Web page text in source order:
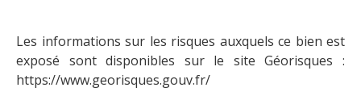
Les informations sur les risques auxquels ce bien est
exposé sont disponibles sur le site Géorisques :
https://www.georisques.gouv.fr/